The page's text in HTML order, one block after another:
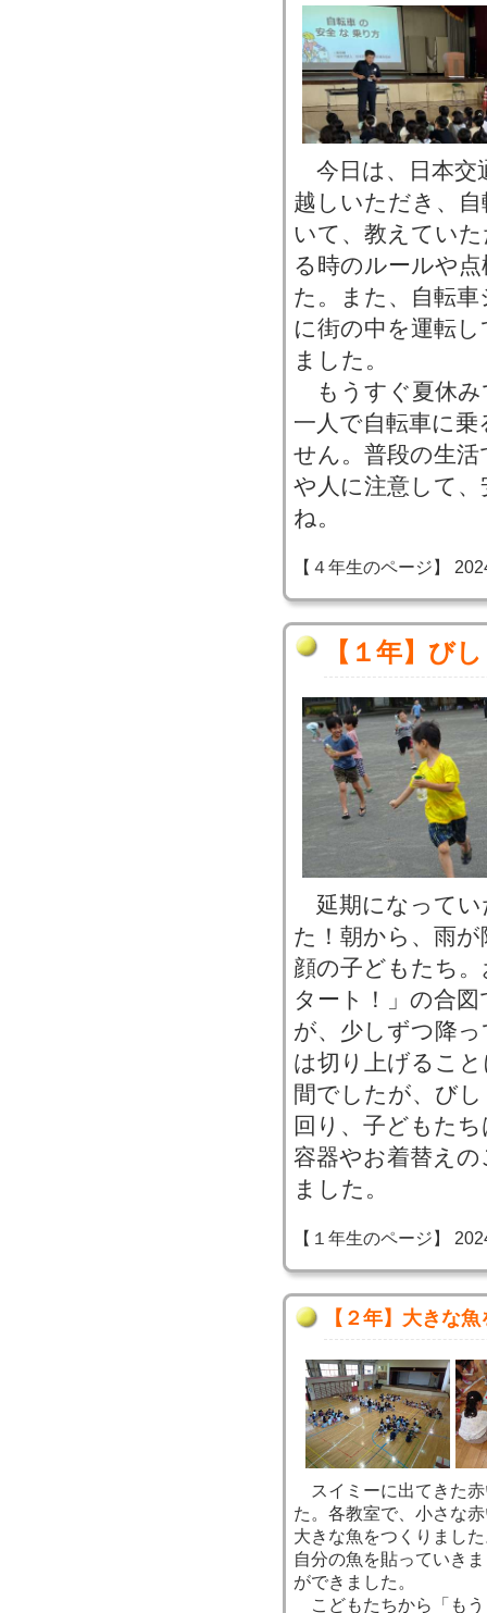
今日は、日本交
越しいただき、
いて、教えてい
る時のルールや
た。また、自転
に街の中を運転
ました。
もうすぐ夏休み
一人で自転車に
せん。普段の生
や人に注意して
ね。
【４年生のページ】
【１年】び
延期になってい
た！朝から、雨
顔の子どもたち
タート！」の合
が、少しずつ降
は切り上げるこ
間でしたが、び
回り、子どもた
容器やお着替え
ました。
【１年生のページ】
【２年】大きな
スイミーに出てきた赤
た。各教室で、小さな
大きな魚をつくりまし
自分の魚を貼っていき
ができました。
こどもたちから「もう